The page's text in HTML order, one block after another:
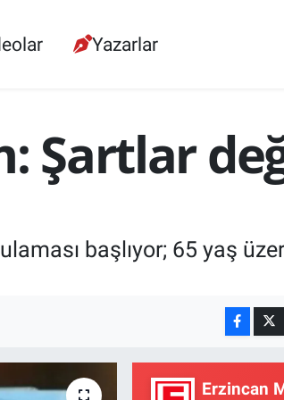
Yazarlar
Şartlar
başlıyor; 65 yaş
Erzincan